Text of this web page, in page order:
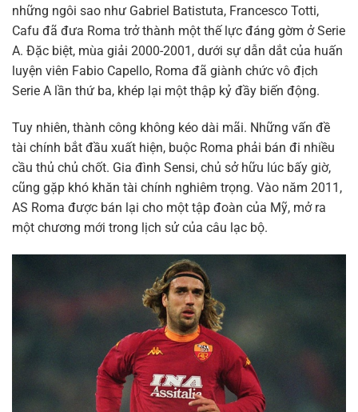
những ngôi sao như Gabriel Batistuta, Francesco Totti,
Cafu đã đưa Roma trở thành một thế lực đáng gờm ở Serie
A. Đặc biệt, mùa giải 2000-2001, dưới sự dẫn dắt của huấn
luyện viên Fabio Capello, Roma đã giành chức vô địch
Serie A lần thứ ba, khép lại một thập kỷ đầy biến động.
Tuy nhiên, thành công không kéo dài mãi. Những vấn đề
tài chính bắt đầu xuất hiện, buộc Roma phải bán đi nhiều
cầu thủ chủ chốt. Gia đình Sensi, chủ sở hữu lúc bấy giờ,
cũng gặp khó khăn tài chính nghiêm trọng. Vào năm 2011,
AS Roma được bán lại cho một tập đoàn của Mỹ, mở ra
một chương mới trong lịch sử của câu lạc bộ.